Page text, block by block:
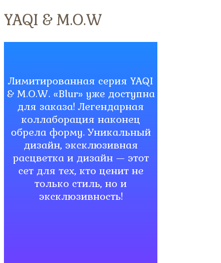
YAQI & M.O.W
Лимитированная серия YAQI
& M.O.W. «Blur» уже доступна
для заказа! Легендарная
коллаборация наконец
обрела форму. Уникальный
дизайн, эксклюзивная
расцветка и дизайн — этот
сет для тех, кто ценит не
только стиль, но и
эксклюзивность!